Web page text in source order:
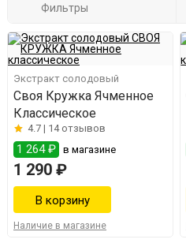
Фильтры
Экстракт солодовый
Своя Кружка Ячменное
Классическое
4.7 | 14 отзывов
1 264 ₽ в магазине
1 290 ₽
Наличие в магазине